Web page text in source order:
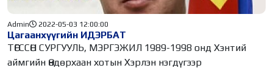
Цагаанхүүгийн ИДЭРБАТ
Admin 2022-05-03 12:00:00
ТӨГССӨН СУРГУУЛЬ, МЭРГЭЖИЛ 1989-1998 онд Хэнтий
аймгийн Өндөрхаан хотын Хэрлэн нэгдүгээр